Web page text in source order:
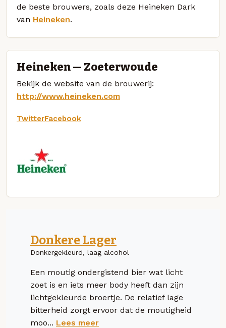
de beste brouwers, zoals deze Heineken Dark
van Heineken.
Heineken — Zoeterwoude
Bekijk de website van de brouwerij:
http://www.heineken.com
TwitterFacebook
Donkere Lager
Donkergekleurd, laag alcohol
Een moutig ondergistend bier wat licht
zoet is en iets meer body heeft dan zijn
lichtgekleurde broertje. De relatief lage
bitterheid zorgt ervoor dat de moutigheid
moo... Lees meer